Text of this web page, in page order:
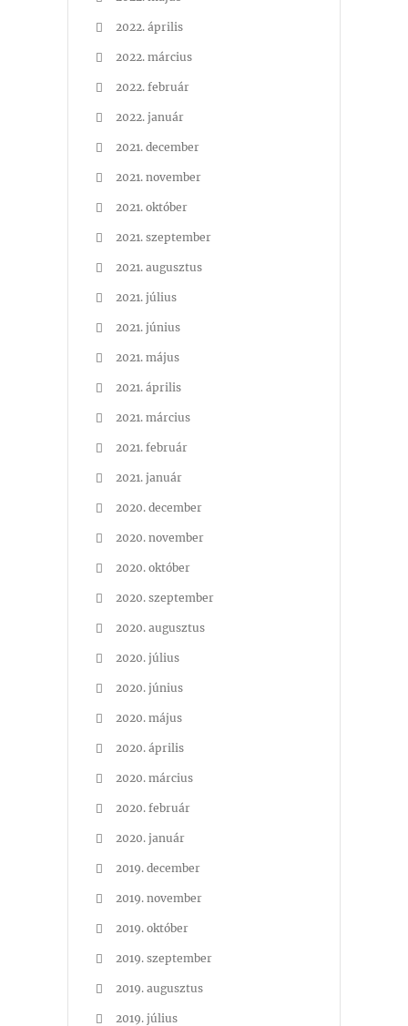
2022. április
2022. március
2022. február
2022. január
2021. december
2021. november
2021. október
2021. szeptember
2021. augusztus
2021. július
2021. június
2021. május
2021. április
2021. március
2021. február
2021. január
2020. december
2020. november
2020. október
2020. szeptember
2020. augusztus
2020. július
2020. június
2020. május
2020. április
2020. március
2020. február
2020. január
2019. december
2019. november
2019. október
2019. szeptember
2019. augusztus
2019. július